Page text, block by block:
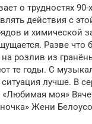
о трудностях 90-
действия с
и химической
Разве что
розлив из
те годы. С
лучше. В
моя»
Жени